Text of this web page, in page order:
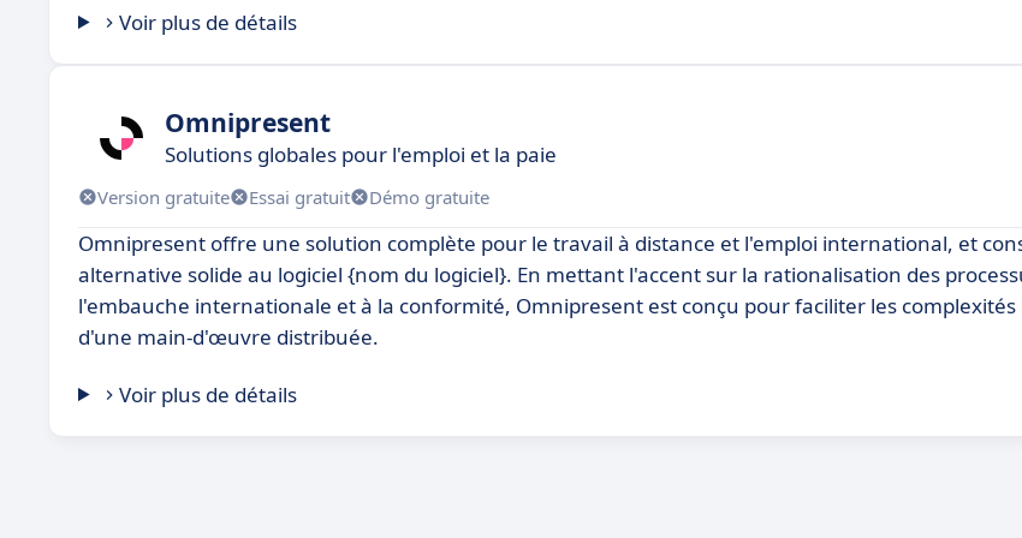
Voir plus de détails
Omnipresent
Solutions globales pour l'emploi et la paie
Version gratuite Essai gratuit Démo gratuite
Omnipresent offre une solution complète pour le travail à distance et l'emploi international, et
alternative solide au logiciel {nom du logiciel}. En mettant l'accent sur la rationalisation des
l'embauche internationale et à la conformité, Omnipresent est conçu pour faciliter les complexités
d'une main-d'œuvre distribuée.
Voir plus de détails